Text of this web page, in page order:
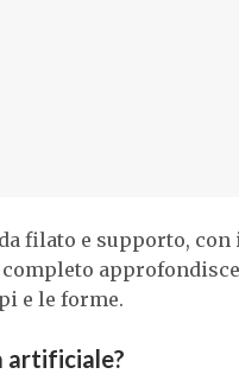
filato e supporto,
completo
e le forme.
artificiale?